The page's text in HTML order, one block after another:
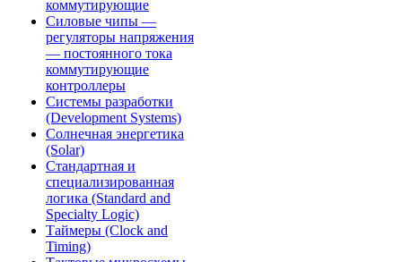
коммутирующие
Силовые чипы —
регуляторы напряжения
— постоянного тока
коммутирующие
контроллеры
Системы разработки
(Development Systems)
Солнечная энергетика
(Solar)
Стандартная и
специализированная
логика (Standard and
Specialty Logic)
Таймеры (Clock and
Timing)